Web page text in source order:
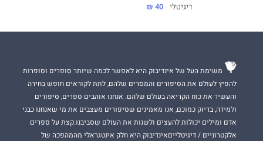
דיגיטלי 40 ₪
משימת העל של אינדיבוק היא לאפשר לכמה שיותר סופרים וסופרות
להפיץ לעולם את הסיפורים והמסרים שלהם, לתת לקוראים חופש בחירה
והעשיר את כוח הקריאה בעולם שלהם. אנחנו אוהבים ספרים, סיפורים
ולמידה, בדיוק כמוכם, אנו מאמינים שסיפורים מעצבים את מי שאנחנו כבני
אדם ומילים יכולות להעצים ולשנות את העולם שסביבנו.קצת על ספרים
אלקטרוניים / דיגיטלייםאינדיבוק היא חלק אינטגראלי מהמהפכה של